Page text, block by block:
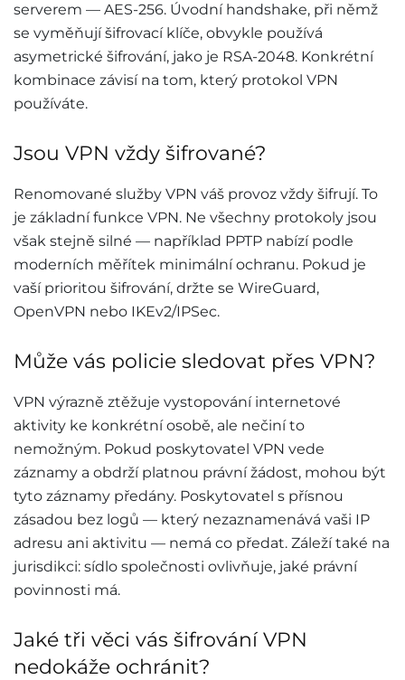
serverem — AES-256. Úvodní handshake, při němž
se vyměňují šifrovací klíče, obvykle používá
asymetrické šifrování, jako je RSA-2048. Konkrétní
kombinace závisí na tom, který protokol VPN
používáte.
Jsou VPN vždy šifrované?
Renomované služby VPN váš provoz vždy šifrují. To
je základní funkce VPN. Ne všechny protokoly jsou
však stejně silné — například PPTP nabízí podle
moderních měřítek minimální ochranu. Pokud je
vaší prioritou šifrování, držte se WireGuard,
OpenVPN nebo IKEv2/IPSec.
Může vás policie sledovat přes VPN?
VPN výrazně ztěžuje vystopování internetové
aktivity ke konkrétní osobě, ale nečiní to
nemožným. Pokud poskytovatel VPN vede
záznamy a obdrží platnou právní žádost, mohou být
tyto záznamy předány. Poskytovatel s přísnou
zásadou bez logů — který nezaznamenává vaši IP
adresu ani aktivitu — nemá co předat. Záleží také na
jurisdikci: sídlo společnosti ovlivňuje, jaké právní
povinnosti má.
Jaké tři věci vás šifrování VPN
nedokáže ochránit?